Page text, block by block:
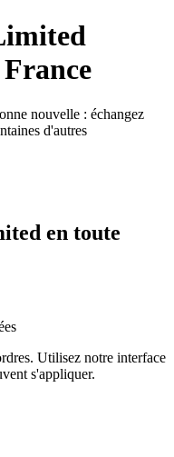
nouvelle : échangez
d'autres
en toute
Utilisez notre interface
s'appliquer.